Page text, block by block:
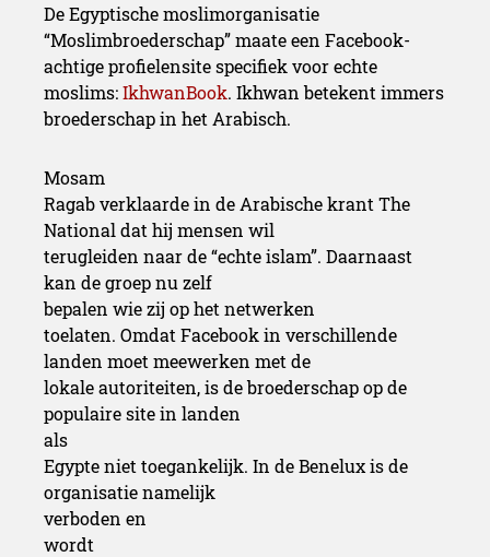
De Egyptische moslimorganisatie
“Moslimbroederschap” maate een Facebook-
achtige profielensite specifiek voor echte
moslims:IkhwanBook. Ikhwan betekent immers
broederschap in het Arabisch.
Mosam
Ragab verklaarde in de Arabische krant The
National dat hij mensen wil
terugleiden naar de “echte islam”. Daarnaast
kan de groep nu zelf
bepalen wie zij op het netwerken
toelaten. Omdat Facebook in verschillende
landen moet meewerken met de
lokale autoriteiten, is de broederschap op de
populaire site in landen
als
Egypte niet toegankelijk. In de Benelux is de
organisatie namelijk
verboden en
wordt